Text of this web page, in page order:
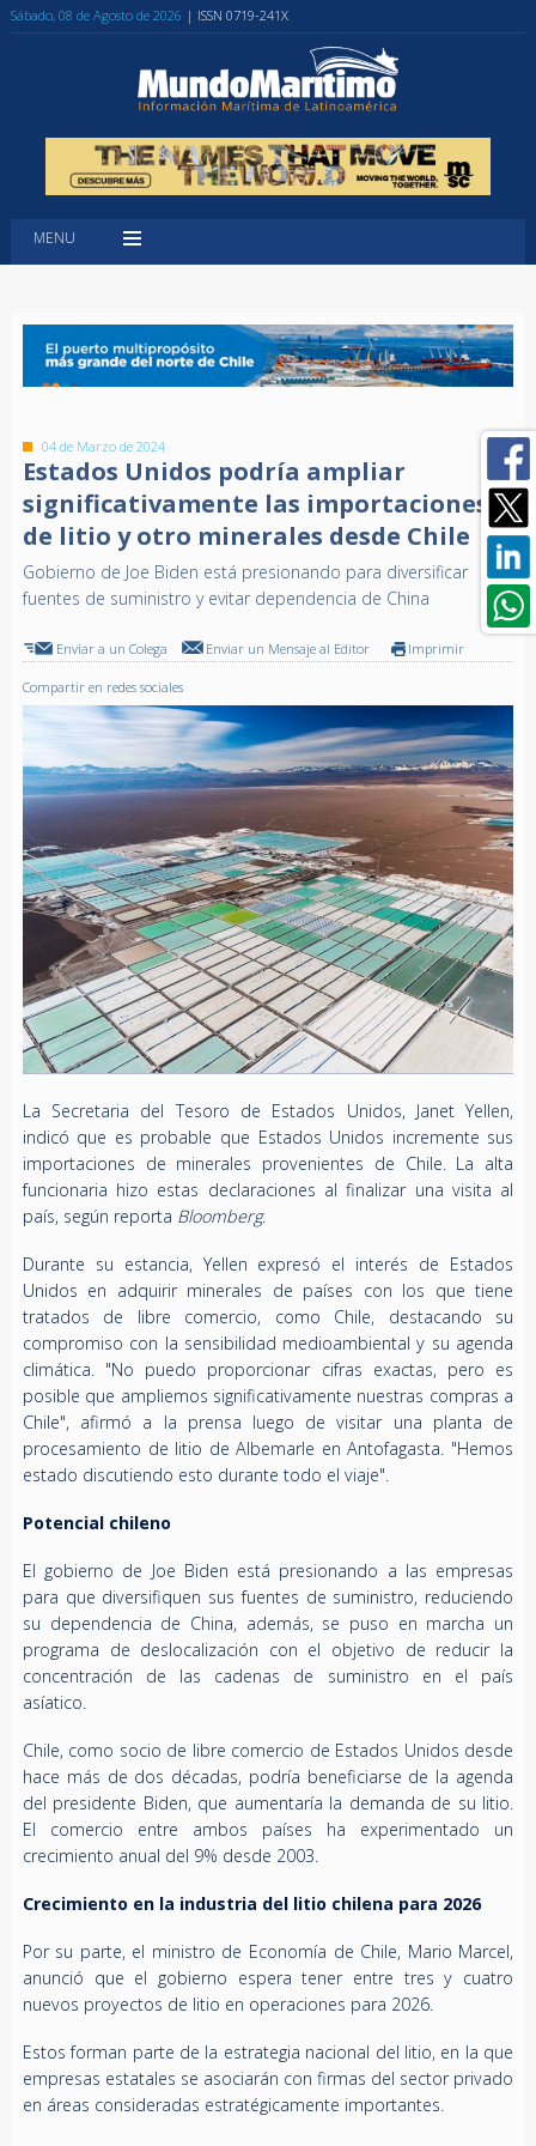
Sábado, 08 de Agosto de 2026 | ISSN 0719-241X
MENU
04 de Marzo de 2024
Estados Unidos podría ampliar
significativamente las importaciones
de litio y otro minerales desde Chile
Gobierno de Joe Biden está presionando para diversificar
fuentes de suministro y evitar dependencia de China
Enviar a un Colega Enviar un Mensaje al Editor Imprimir
Compartir en redes sociales
La Secretaria del Tesoro de Estados Unidos, Janet Yellen,
indicó que es probable que Estados Unidos incremente sus
importaciones de minerales provenientes de Chile. La alta
funcionaria hizo estas declaraciones al finalizar una visita al
país, según reporta Bloomberg.
Durante su estancia, Yellen expresó el interés de Estados
Unidos en adquirir minerales de países con los que tiene
tratados de libre comercio, como Chile, destacando su
compromiso con la sensibilidad medioambiental y su agenda
climática. "No puedo proporcionar cifras exactas, pero es
posible que ampliemos significativamente nuestras compras a
Chile", afirmó a la prensa luego de visitar una planta de
procesamiento de litio de Albemarle en Antofagasta. "Hemos
estado discutiendo esto durante todo el viaje".
Potencial chileno
El gobierno de Joe Biden está presionando a las empresas
para que diversifiquen sus fuentes de suministro, reduciendo
su dependencia de China, además, se puso en marcha un
programa de deslocalización con el objetivo de reducir la
concentración de las cadenas de suministro en el país
asíatico.
Chile, como socio de libre comercio de Estados Unidos desde
hace más de dos décadas, podría beneficiarse de la agenda
del presidente Biden, que aumentaría la demanda de su litio.
El comercio entre ambos países ha experimentado un
crecimiento anual del 9% desde 2003.
Crecimiento en la industria del litio chilena para 2026
Por su parte, el ministro de Economía de Chile, Mario Marcel,
anunció que el gobierno espera tener entre tres y cuatro
nuevos proyectos de litio en operaciones para 2026.
Estos forman parte de la estrategia nacional del litio, en la que
empresas estatales se asociarán con firmas del sector privado
en áreas consideradas estratégicamente importantes.